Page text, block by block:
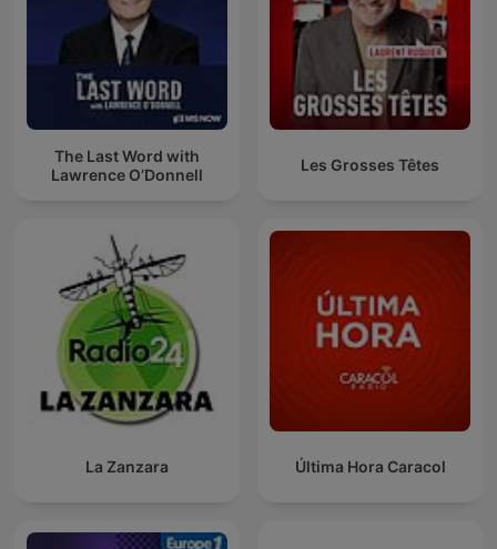
The Last Word with
Lawrence O’Donnell
Les Grosses Têtes
La Zanzara Última Hora Caracol